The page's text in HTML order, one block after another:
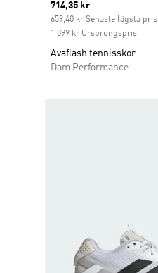
Current price
714,35 kr
659,40 kr Senaste lägsta pris
1 099 kr Ursprungspris
Avaflash tennisskor
Dam Performance